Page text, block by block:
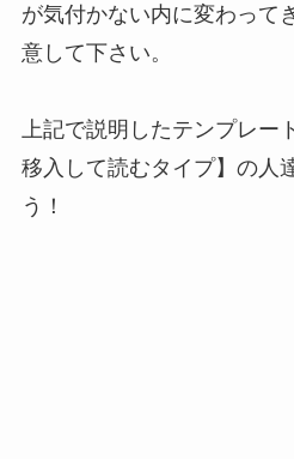
が気付かない内に変わって
意して下さい。
上記で説明したテンプレー
移入して読むタイプ】の人
う！